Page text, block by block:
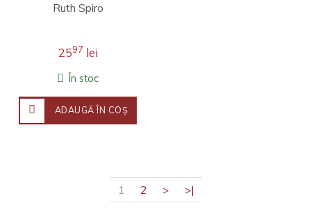
Ruth Spiro
2597 lei
În stoc
ADAUGĂ ÎN COŞ
1 2 > >|